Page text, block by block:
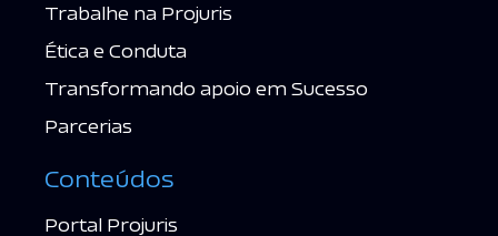
Trabalhe na Projuris
Ética e Conduta
Transformando apoio em Sucesso
Parcerias
Conteúdos
Portal Projuris